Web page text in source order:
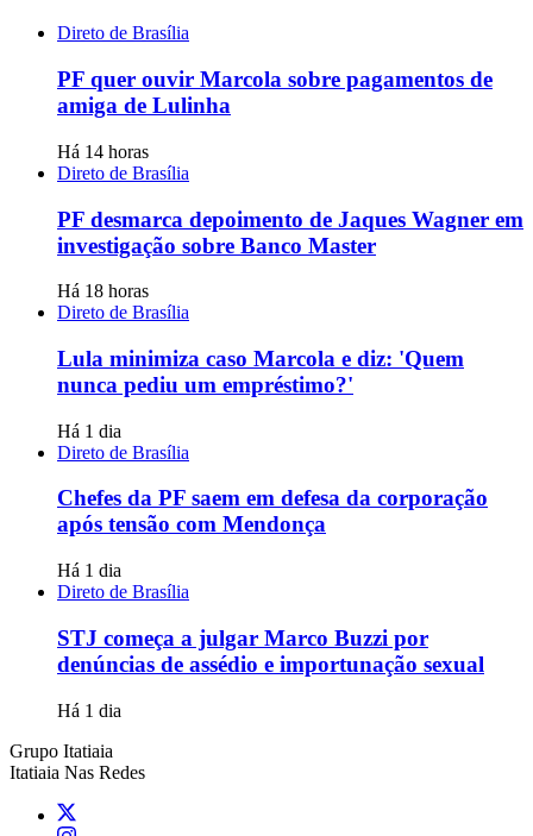
Direto de Brasília
PF quer ouvir Marcola sobre pagamentos de
amiga de Lulinha
Há 14 horas
Direto de Brasília
PF desmarca depoimento de Jaques Wagner em
investigação sobre Banco Master
Há 18 horas
Direto de Brasília
Lula minimiza caso Marcola e diz: 'Quem
nunca pediu um empréstimo?'
Há 1 dia
Direto de Brasília
Chefes da PF saem em defesa da corporação
após tensão com Mendonça
Há 1 dia
Direto de Brasília
STJ começa a julgar Marco Buzzi por
denúncias de assédio e importunação sexual
Há 1 dia
Grupo Itatiaia
Itatiaia Nas Redes